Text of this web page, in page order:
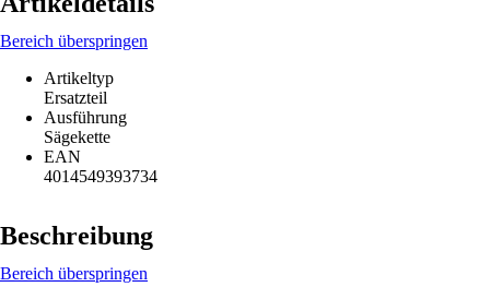
Bereich überspringen
Artikeltyp
Ersatzteil
Ausführung
Sägekette
EAN
4014549393734
Beschreibung
Bereich überspringen